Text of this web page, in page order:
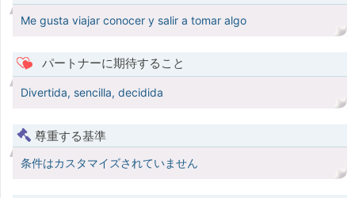
Me gusta viajar conocer y salir a tomar algo
パートナーに期待すること
Divertida, sencilla, decidida
尊重する基準
条件はカスタマイズされていません